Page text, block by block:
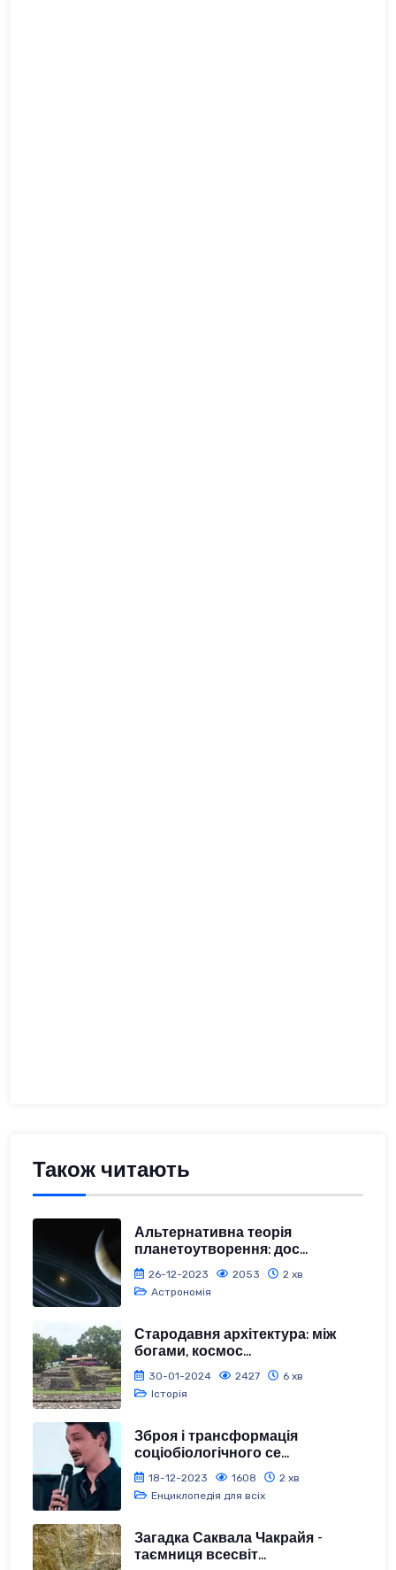
Також читають
Альтернативна теорія
планетоутворення: дос...
26-12-2023 2053
2 хв
Астрономія
Стародавня архітектура: між
богами, космос...
30-01-2024 2427
6 хв
Історія
Зброя і трансформація
соціобіологічного се...
18-12-2023 1608
2 хв
Енциклопедія для всіх
Загадка Саквала Чакрайя -
таємниця всесвіт...